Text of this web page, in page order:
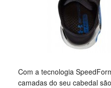
Com a tecnologia
camadas do seu cabedal